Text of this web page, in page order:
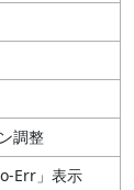
調整
Err」表示